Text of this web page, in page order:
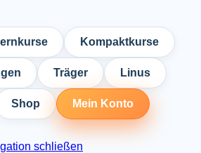
Kompaktkurse
Träger Linus
Shop Mein Konto
schließen